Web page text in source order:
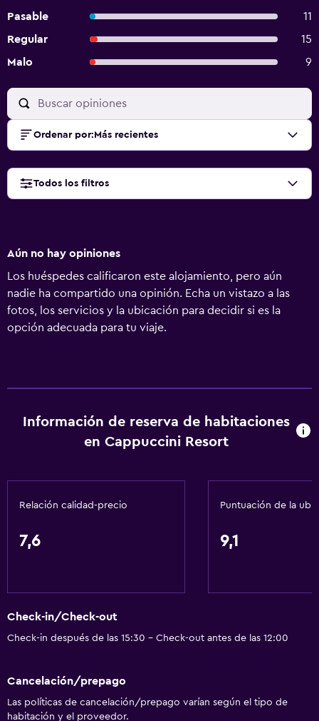
Pasable
11
Regular
15
Malo
9
Ordenar por: Más recientes
Todos los filtros
Aún no hay opiniones
Los huéspedes calificaron este alojamiento, pero aún
nadie ha compartido una opinión. Echa un vistazo a las
fotos, los servicios y la ubicación para decidir si es la
opción adecuada para tu viaje.
Información de reserva de habitaciones
en Cappuccini Resort
Relación calidad-precio
7,6
Puntuación de la
9,1
Check-in/Check-out
Check-in después de las 15:30 - Check-out antes de las 12:00
Cancelación/prepago
Las políticas de cancelación/prepago varían según el tipo de
habitación y el proveedor.